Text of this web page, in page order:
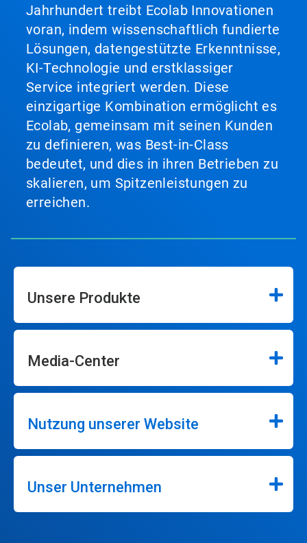
Jahrhundert treibt Ecolab Innovationen
voran, indem wissenschaftlich fundierte
Lösungen, datengestützte Erkenntnisse,
KI-Technologie und erstklassiger
Service integriert werden. Diese
einzigartige Kombination ermöglicht es
Ecolab, gemeinsam mit seinen Kunden
zu definieren, was Best-in-Class
bedeutet, und dies in ihren Betrieben zu
skalieren, um Spitzenleistungen zu
erreichen.
Unsere Produkte
Media-Center
Nutzung unserer Website
Unser Unternehmen